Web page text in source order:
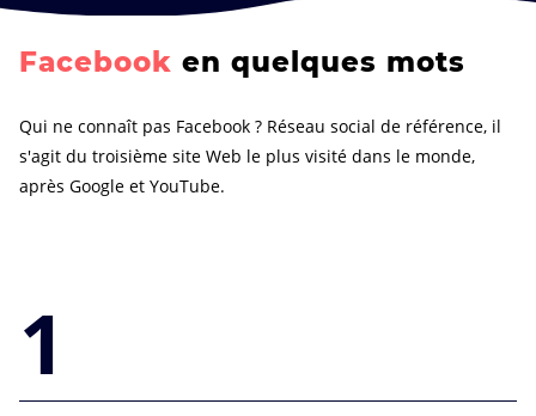
Facebook en quelques mots
Qui ne connaît pas Facebook ? Réseau social de référence, il
s'agit du troisième site Web le plus visité dans le monde,
après Google et YouTube.
1